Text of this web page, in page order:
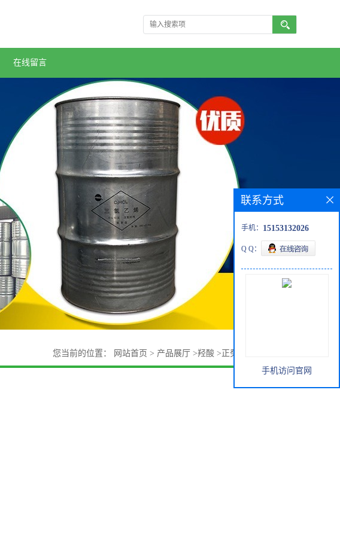
在线留言
您当前的位置： 网站首页 > 产品展厅 >羟酸 > 正癸酸马来西亚椰树
联系方式
手机： 15153132026
Q Q：
手机访问官网